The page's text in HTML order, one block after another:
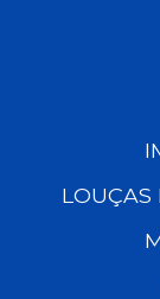
LOUÇAS